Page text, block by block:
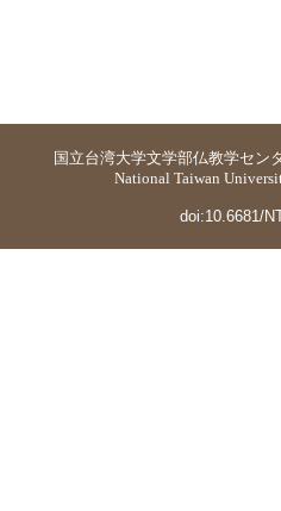
国立台湾大学文学部仏教学セン
National Taiwan
doi:10.6681/